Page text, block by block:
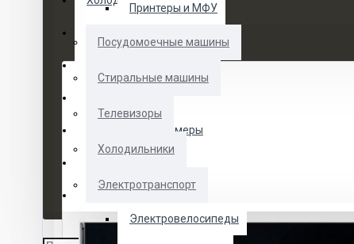
Морозильные камеры
Телевизоры
Принтеры и МФУ
Посудомоечные машины
Стиральные машины
Телевизоры
Холодильники
Электротранспорт
Электровелосипеды